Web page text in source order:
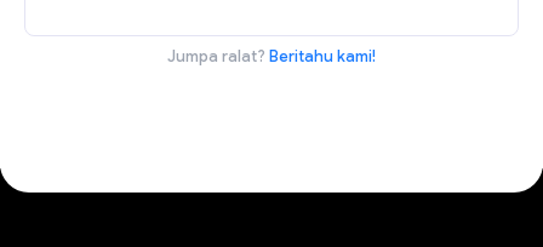
Jumpa ralat? Beritahu kami!